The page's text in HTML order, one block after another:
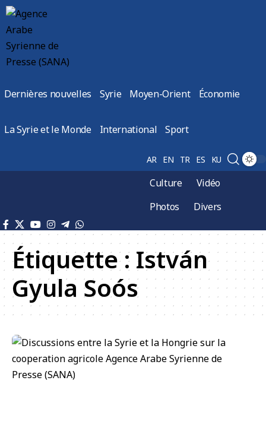
Dernières nouvelles Syrie Moyen-Orient Économie
La Syrie et le Monde International Sport
AR EN TR ES KU
Culture
Vidéo
Photos
Divers
Étiquette : István
Gyula Soós